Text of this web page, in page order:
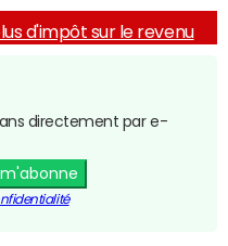
d'impôt sur le revenu
directement par e-